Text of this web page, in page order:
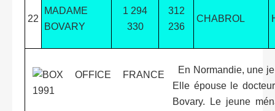
22
MADAME
BOVARY
1 294
330
312
236
CHABROL
En Normandie, une
Elle épouse le
Bovary. Le jeune